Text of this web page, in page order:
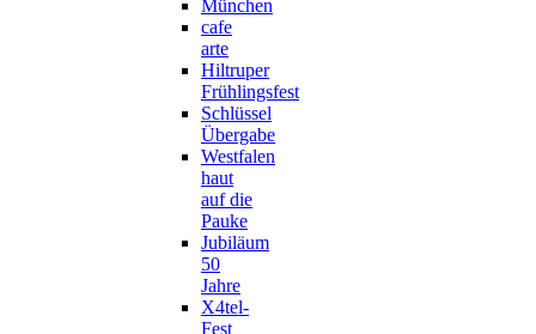
München
cafe
arte
Hiltruper
Frühlingsfest
Schlüssel
Übergabe
Westfalen
haut
auf die
Pauke
Jubiläum
50
Jahre
X4tel-
Fest